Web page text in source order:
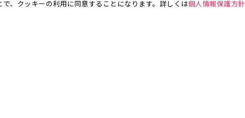
、クッキーの利用に同意することになります。詳しくは個人情報保護方針